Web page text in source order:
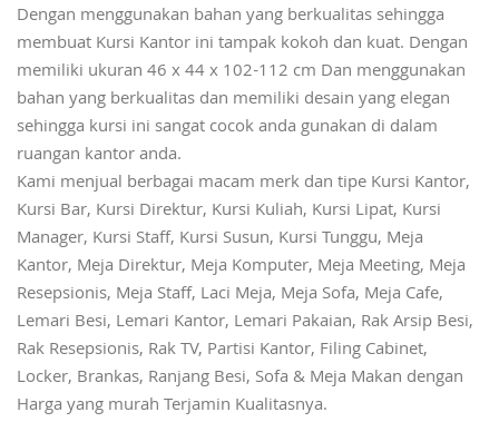
Dengan menggunakan bahan yang berkualitas sehingga
membuat Kursi Kantor ini tampak kokoh dan kuat. Dengan
memiliki ukuran 46 x 44 x 102-112 cm Dan menggunakan
bahan yang berkualitas dan memiliki desain yang elegan
sehingga kursi ini sangat cocok anda gunakan di dalam
ruangan kantor anda.
Kami menjual berbagai macam merk dan tipe Kursi Kantor,
Kursi Bar, Kursi Direktur, Kursi Kuliah, Kursi Lipat, Kursi
Manager, Kursi Staff, Kursi Susun, Kursi Tunggu, Meja
Kantor, Meja Direktur, Meja Komputer, Meja Meeting, Meja
Resepsionis, Meja Staff, Laci Meja, Meja Sofa, Meja Cafe,
Lemari Besi, Lemari Kantor, Lemari Pakaian, Rak Arsip Besi,
Rak Resepsionis, Rak TV, Partisi Kantor, Filing Cabinet,
Locker, Brankas, Ranjang Besi, Sofa & Meja Makan dengan
Harga yang murah Terjamin Kualitasnya.